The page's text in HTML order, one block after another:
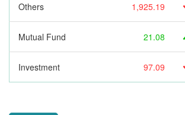
Others 1,925.19
Mutual Fund 21.08
Investment 97.09